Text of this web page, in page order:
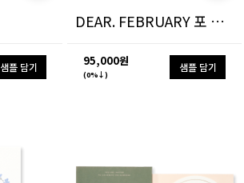
샘플 담기
DEAR. FEBRUARY 포 시즌
95,000원
(0%↓)
샘플 담기